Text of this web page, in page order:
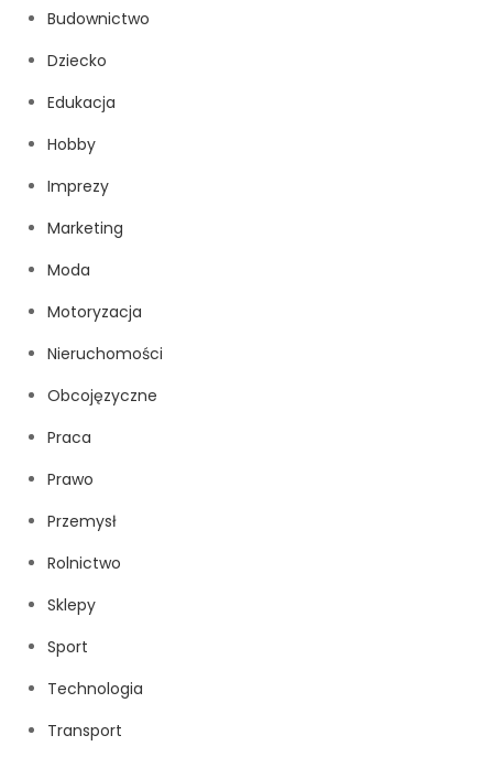
Budownictwo
Dziecko
Edukacja
Hobby
Imprezy
Marketing
Moda
Motoryzacja
Nieruchomości
Obcojęzyczne
Praca
Prawo
Przemysł
Rolnictwo
Sklepy
Sport
Technologia
Transport